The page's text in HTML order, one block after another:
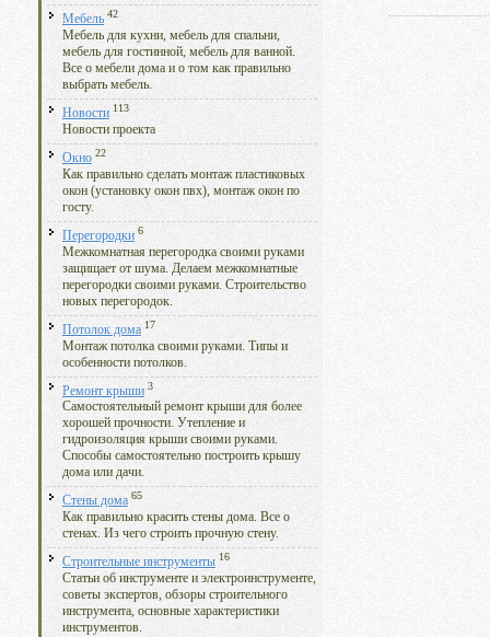
Мебель 42
Мебель для кухни, мебель для спальни,
мебель для гостинной, мебель для ванной.
Все о мебели дома и о том как правильно
выбрать мебель.
Новости 113
Новости проекта
Окно 22
Как правильно сделать монтаж пластиковых
окон (установку окон пвх), монтаж окон по
госту.
Перегородки 6
Межкомнатная перегородка своими руками
защищает от шума. Делаем межкомнатные
перегородки своими руками. Строительство
новых перегородок.
Потолок дома 17
Монтаж потолка своими руками. Типы и
особенности потолков.
Ремонт крыши 3
Самостоятельный ремонт крыши для более
хорошей прочности. Утепление и
гидроизоляция крыши своими руками.
Способы самостоятельно построить крышу
дома или дачи.
Стены дома 65
Как правильно красить стены дома. Все о
стенах. Из чего строить прочную стену.
Строительные инструменты 16
Статьи об инструменте и электроинструменте,
советы экспертов, обзоры строительного
инструмента, основные характеристики
инструментов.